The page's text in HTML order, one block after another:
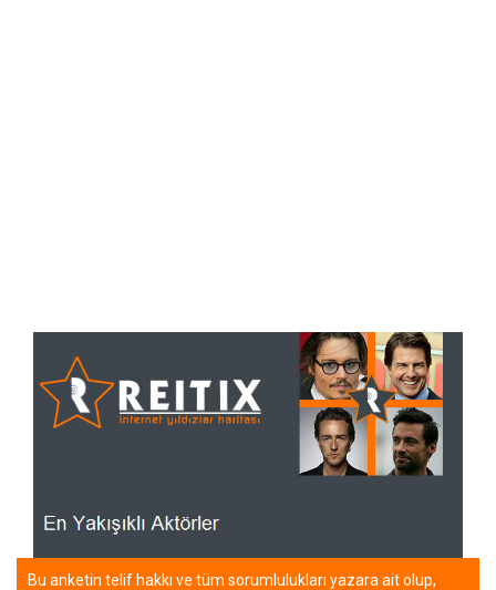
Bu anketin telif hakkı ve tüm sorumlulukları yazara ait olup,